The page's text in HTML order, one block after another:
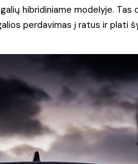
hibridiniame modelyje. Tas
perdavimas į ratus ir plati